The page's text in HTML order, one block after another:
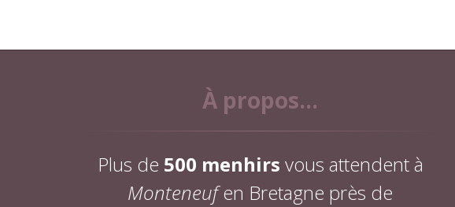
À propos...
Plus de 500 menhirs vous attendent à
Monteneufen Bretagne près de